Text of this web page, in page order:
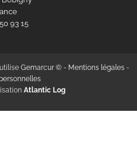
93 15‬
Gemarcur © - Mentions légales -
Atlantic Log